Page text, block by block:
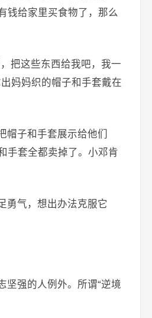
钱给家里买食物了，那么
把这些东西给我吧，我一
妈妈织的帽子和手套戴在
子和手套展示给他们
手套全都卖掉了。小邓肯
勇气，想出办法克服它
坚强的人例外。所谓“逆境